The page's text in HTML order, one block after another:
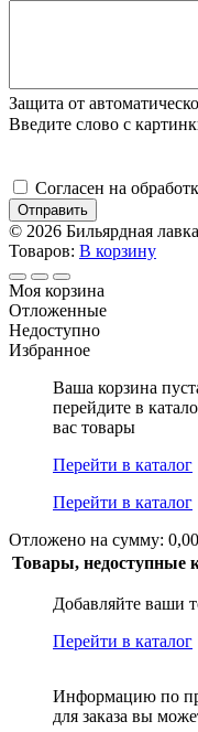
Защита от
Введите слово с
Cогласен на
Отправить
© 2026 Бильярдная лавка
Товаров: В корзину
Моя корзина
Отложенные
Недоступно
Избранное
Ваша корзина
перейдите в
вас товары
Перейти в каталог
Перейти в каталог
Отложено на сумму:
Товары, недоступные к
Добавляйте ваши
Перейти в каталог
Информацию по
для заказа вы